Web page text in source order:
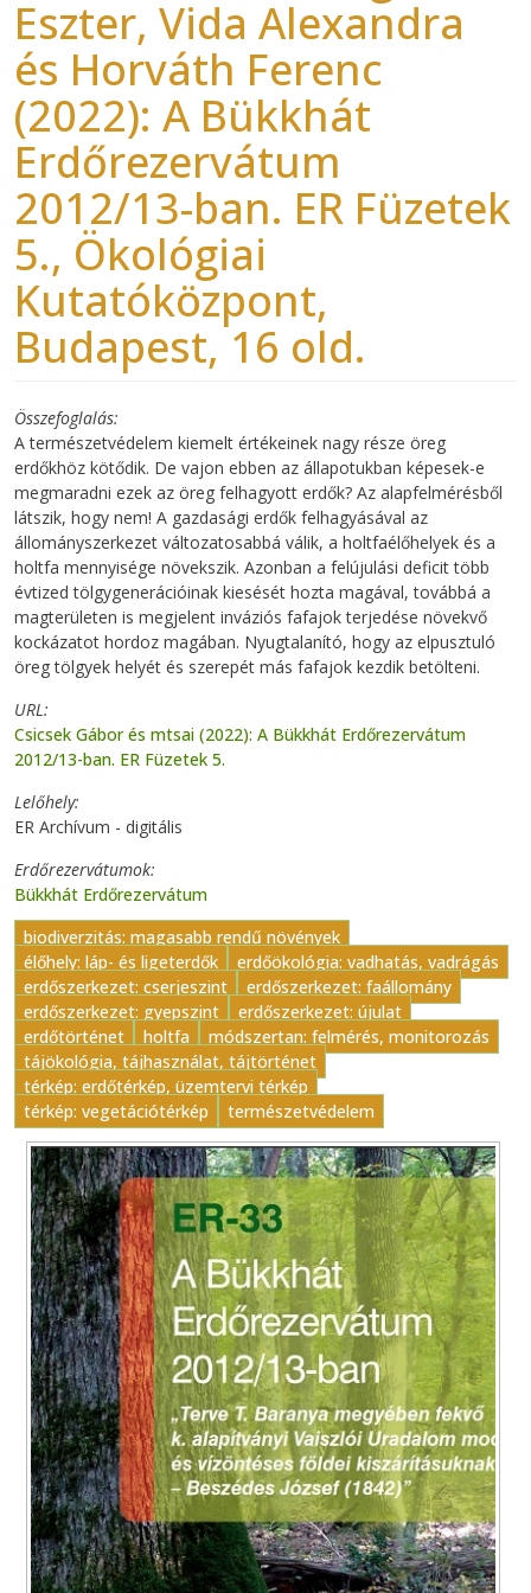
Eszter, Vida Alexandra
és Horváth Ferenc
(2022): A Bükkhát
Erdőrezervátum
2012/13-ban. ER Füzetek
5., Ökológiai
Kutatóközpont,
Budapest, 16 old.
Összefoglalás
A természetvédelem kiemelt értékeinek nagy része öreg
erdőkhöz kötődik. De vajon ebben az állapotukban képesek-e
megmaradni ezek az öreg felhagyott erdők? Az alapfelmérésből
látszik, hogy nem! A gazdasági erdők felhagyásával az
állományszerkezet változatosabbá válik, a holtfaélőhelyek és a
holtfa mennyisége növekszik. Azonban a felújulási deficit több
évtized tölgygenerációinak kiesését hozta magával, továbbá a
magterületen is megjelent inváziós fafajok terjedése növekvő
kockázatot hordoz magában. Nyugtalanító, hogy az elpusztuló
öreg tölgyek helyét és szerepét más fafajok kezdik betölteni.
URL
Csicsek Gábor és mtsai (2022): A Bükkhát Erdőrezervátum
2012/13-ban. ER Füzetek 5.
Lelőhely
ER Archívum - digitális
Erdőrezervátumok
Bükkhát Erdőrezervátum
biodiverzitás: magasabb rendű növények
élőhely: láp- és ligeterdők
erdőökológia: vadhatás, vadrágás
erdőszerkezet: cserjeszint
erdőszerkezet: faállomány
erdőszerkezet: gyepszint
erdőszerkezet: újulat
erdőtörténet
holtfa
módszertan: felmérés, monitorozás
tájökológia, tájhasználat, tájtörténet
térkép: erdőtérkép, üzemtervi térkép
térkép: vegetációtérkép
természetvédelem